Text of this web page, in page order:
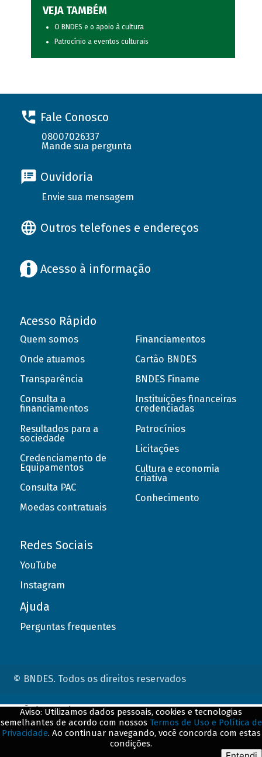
VEJA TAMBÉM
O BNDES e o apoio à cultura
Patrocínio a eventos culturais
Fale Conosco
08007026337
Mande sua pergunta
Ouvidoria
Envie sua mensagem
Outros telefones e endereços
Acesso à informação
Acesso Rápido
Quem somos
Onde atuamos
Transparência
Consulta a
financiamentos
Resultados para a
sociedade
Credenciamento de
Equipamentos
Consulta PAC
Moedas contratuais
Financiamentos
Cartão BNDES
BNDES Finame
Instituições financeiras
credenciadas
Patrocínios
Licitações
Cultura e economia
criativa
Conhecimento
Redes Sociais
YouTube
Instagram
Ajuda
Perguntas frequentes
© BNDES. Todos os direitos reservados
Aviso: Utilizamos dados pessoais, cookies e tecnologias
semelhantes de acordo com nossos Termos de Uso e Política de
Privacidade. Ao continuar navegando, você concorda com estas
condições.
ConteÃºdo complementar
${title}${badge}